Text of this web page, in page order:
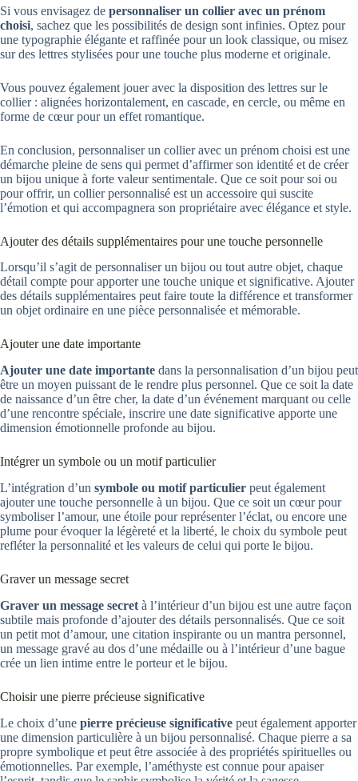
Si vous envisagez de personnaliser un collier avec un prénom
choisi, sachez que les possibilités de design sont infinies. Optez pour
une typographie élégante et raffinée pour un look classique, ou misez
sur des lettres stylisées pour une touche plus moderne et originale.
Vous pouvez également jouer avec la disposition des lettres sur le
collier : alignées horizontalement, en cascade, en cercle, ou même en
forme de cœur pour un effet romantique.
En conclusion, personnaliser un collier avec un prénom choisi est une
démarche pleine de sens qui permet d’affirmer son identité et de créer
un bijou unique à forte valeur sentimentale. Que ce soit pour soi ou
pour offrir, un collier personnalisé est un accessoire qui suscite
l’émotion et qui accompagnera son propriétaire avec élégance et style.
Ajouter des détails supplémentaires pour une touche personnelle
Lorsqu’il s’agit de personnaliser un bijou ou tout autre objet, chaque
détail compte pour apporter une touche unique et significative. Ajouter
des détails supplémentaires peut faire toute la différence et transformer
un objet ordinaire en une pièce personnalisée et mémorable.
Ajouter une date importante
Ajouter une date importante dans la personnalisation d’un bijou peut
être un moyen puissant de le rendre plus personnel. Que ce soit la date
de naissance d’un être cher, la date d’un événement marquant ou celle
d’une rencontre spéciale, inscrire une date significative apporte une
dimension émotionnelle profonde au bijou.
Intégrer un symbole ou un motif particulier
L’intégration d’un symbole ou motif particulier peut également
ajouter une touche personnelle à un bijou. Que ce soit un cœur pour
symboliser l’amour, une étoile pour représenter l’éclat, ou encore une
plume pour évoquer la légèreté et la liberté, le choix du symbole peut
refléter la personnalité et les valeurs de celui qui porte le bijou.
Graver un message secret
Graver un message secret à l’intérieur d’un bijou est une autre façon
subtile mais profonde d’ajouter des détails personnalisés. Que ce soit
un petit mot d’amour, une citation inspirante ou un mantra personnel,
un message gravé au dos d’une médaille ou à l’intérieur d’une bague
crée un lien intime entre le porteur et le bijou.
Choisir une pierre précieuse significative
Le choix d’une pierre précieuse significative peut également apporter
une dimension particulière à un bijou personnalisé. Chaque pierre a sa
propre symbolique et peut être associée à des propriétés spirituelles ou
émotionnelles. Par exemple, l’améthyste est connue pour apaiser